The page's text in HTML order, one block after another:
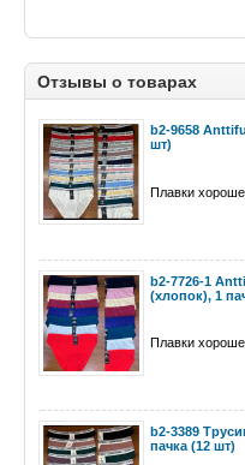
Отзывы о товарах
b2-9658
шт)
Плавки
b2-7726-1
(хлопок), 1
Плавки
b2-3389
пачка (12 шт)